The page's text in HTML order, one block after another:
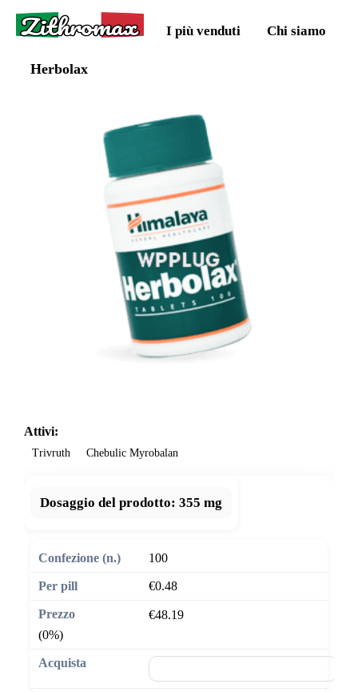
Zithromax I più venduti Chi siamo
Herbolax
Attivi:
Trivruth Chebulic Myrobalan
Dosaggio del prodotto: 355 mg
100
€0.48
€48.19
(0%)